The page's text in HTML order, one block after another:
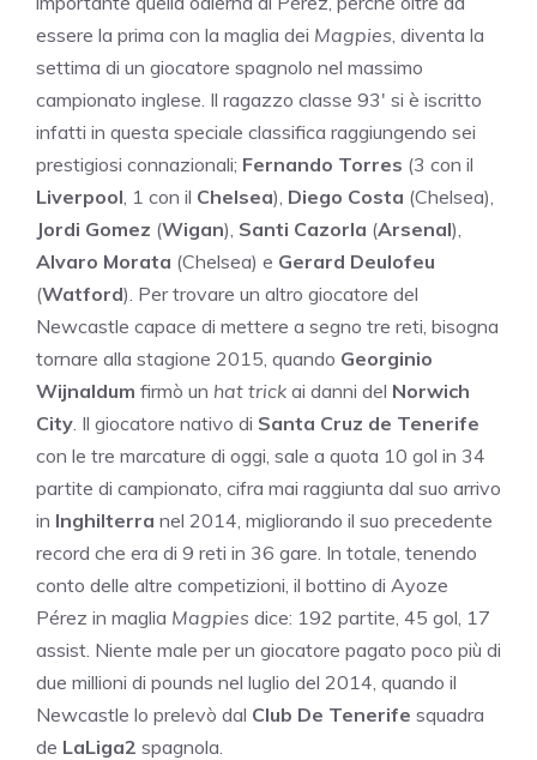
essere la prima con la maglia dei Magpies, diventa la
settima di un giocatore spagnolo nel massimo
campionato inglese. Il ragazzo classe 93′ si è iscritto
infatti in questa speciale classifica raggiungendo sei
prestigiosi connazionali; Fernando Torres (3 con il
Liverpool, 1 con il Chelsea), Diego Costa (Chelsea),
Jordi Gomez (Wigan), Santi Cazorla (Arsenal),
Alvaro Morata (Chelsea) e Gerard Deulofeu
(Watford). Per trovare un altro giocatore del
Newcastle capace di mettere a segno tre reti, bisogna
tornare alla stagione 2015, quando Georginio
Wijnaldum firmò un hat trick ai danni del Norwich
City. Il giocatore nativo di Santa Cruz de Tenerife
con le tre marcature di oggi, sale a quota 10 gol in 34
partite di campionato, cifra mai raggiunta dal suo arrivo
in Inghilterra nel 2014, migliorando il suo precedente
record che era di 9 reti in 36 gare. In totale, tenendo
conto delle altre competizioni, il bottino di Ayoze
Pérez in maglia Magpies dice: 192 partite, 45 gol, 17
assist. Niente male per un giocatore pagato poco più di
due millioni di pounds nel luglio del 2014, quando il
Newcastle lo prelevò dal Club De Tenerife squadra
de LaLiga2 spagnola.